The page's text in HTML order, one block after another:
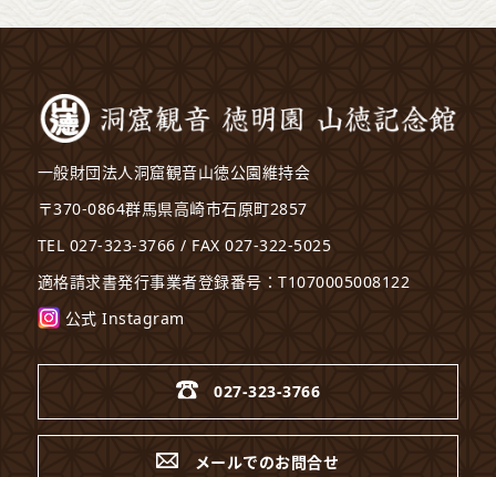
一般財団法人洞窟観音山徳公園維持会
〒370-0864群馬県高崎市石原町2857
TEL 027-323-3766 / FAX 027-322-5025
適格請求書発行事業者登録番号：T1070005008122
公式 Instagram
027-323-3766
メールでのお問合せ